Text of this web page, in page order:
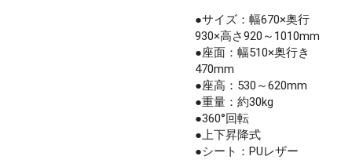
●サイズ：幅670×奥行
930×高さ920～1010mm
●座面：幅510×奥行き
470mm
●座高：530～620mm
●重量：約30kg
●360°回転
●上下昇降式
●シート：PUレザー